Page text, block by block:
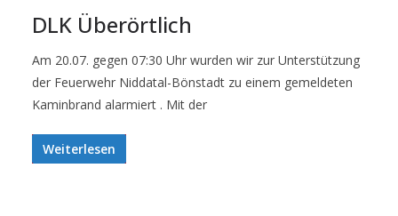
DLK Überörtlich
Am 20.07. gegen 07:30 Uhr wurden wir zur Unterstützung
der Feuerwehr Niddatal-Bönstadt zu einem gemeldeten
Kaminbrand alarmiert . Mit der
Weiterlesen